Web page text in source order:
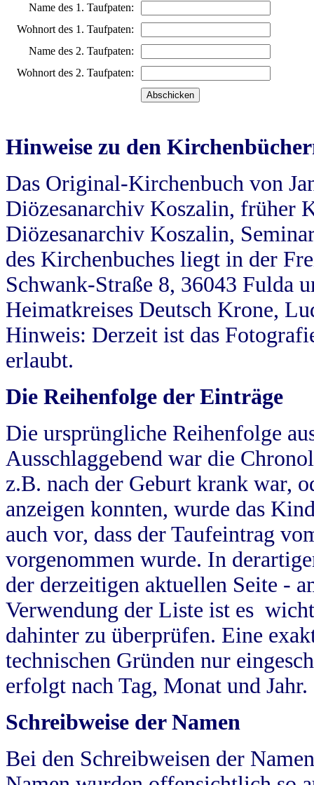
Name des 1. Taufpaten:
Wohnort des 1. Taufpaten:
Name des 2. Taufpaten:
Wohnort des 2. Taufpaten:
Hinweise zu den
Das Original-Kirchenbuch von
Diözesanarchiv Koszalin, früher
Diözesanarchiv Koszalin,
des Kirchenbuches liegt in der
Schwank-Straße 8, 36043 Fulda
Heimatkreises Deutsch Krone,
Hinweis: Derzeit ist das
erlaubt.
Die Reihenfolge der Einträge
Die ursprüngliche Reihenfolge
Ausschlaggebend war die
z.B. nach der Geburt krank war,
anzeigen konnten, wurde das
auch vor, dass der Taufeintrag
vorgenommen wurde. In
der derzeitigen aktuellen Seite -
Verwendung der Liste ist es
dahinter zu überprüfen. Eine
technischen Gründen nur
erfolgt nach Tag, Monat und Jahr.
Schreibweise der Namen
Bei den Schreibweisen der